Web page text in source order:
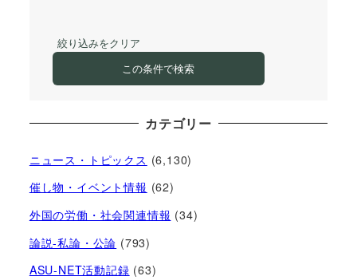
絞り込みをクリア
この条件で検索
カテゴリー
ニュース・トピックス (6,130)
催し物・イベント情報 (62)
外国の労働・社会関連情報 (34)
論説-私論・公論 (793)
ASU-NET活動記録 (63)